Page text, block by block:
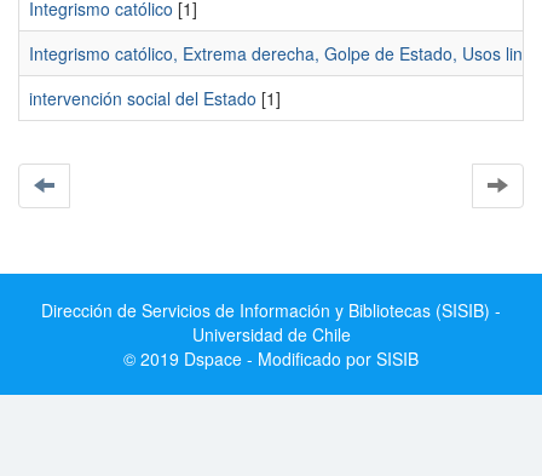
Integrismo católico [1]
Integrismo católico, Extrema derecha, Golpe de Estado, Usos
intervención social del Estado [1]
Dirección de Servicios de Información y Bibliotecas (SISIB) -
Universidad de Chile
© 2019 Dspace - Modificado por SISIB